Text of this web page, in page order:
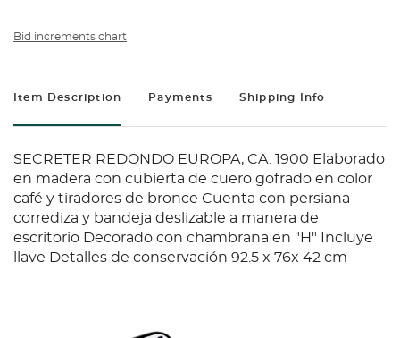
Bid increments chart
Item Description Payments Shipping Info
SECRETER REDONDO EUROPA, CA. 1900 Elaborado
en madera con cubierta de cuero gofrado en color
café y tiradores de bronce Cuenta con persiana
corrediza y bandeja deslizable a manera de
escritorio Decorado con chambrana en "H" Incluye
llave Detalles de conservación 92.5 x 76x 42 cm